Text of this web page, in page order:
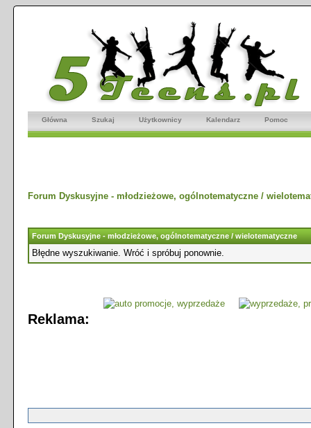
Główna Szukaj Użytkownicy Kalendarz Pomoc
Forum Dyskusyjne - młodzieżowe, ogólnotematyczne /
Forum Dyskusyjne - młodzieżowe, ogólnotematyczne / wielotematyczne
Błędne wyszukiwanie. Wróć i spróbuj ponownie.
Reklama: